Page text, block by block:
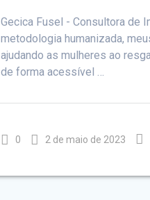
Gecica Fusel - Consultora de
metodologia humanizada,
ajudando as mulheres ao
de forma acessível …
0 2 de maio de 2023